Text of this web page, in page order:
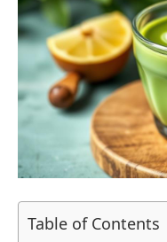
Table of Contents